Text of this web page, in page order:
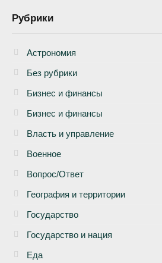
Рубрики
Астрономия
Без рубрики
Бизнеc и финансы
Бизнес и финансы
Власть и управление
Военное
Вопрос/Ответ
География и территории
Государство
Государство и нация
Еда